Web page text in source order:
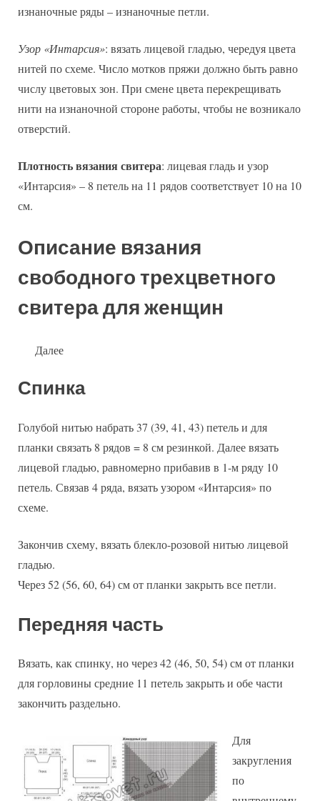
изнаночные ряды – изнаночные петли.
Узор «Интарсия»: вязать лицевой гладью, чередуя цвета
нитей по схеме. Число мотков пряжи должно быть равно
числу цветовых зон. При смене цвета перекрещивать
нити на изнаночной стороне работы, чтобы не возникало
отверстий.
Плотность вязания свитера: лицевая гладь и узор
«Интарсия» – 8 петель на 11 рядов соответствует 10 на 10
см.
Описание вязания
свободного трехцветного
свитера для женщин
Далее
Спинка
Голубой нитью набрать 37 (39, 41, 43) петель и для
планки связать 8 рядов = 8 см резинкой. Далее вязать
лицевой гладью, равномерно прибавив в 1-м ряду 10
петель. Связав 4 ряда, вязать узором «Интарсия» по
схеме.
Закончив схему, вязать блекло-розовой нитью лицевой
гладью.
Через 52 (56, 60, 64) см от планки закрыть все петли.
Передняя часть
Вязать, как спинку, но через 42 (46, 50, 54) см от планки
для горловины средние 11 петель закрыть и обе части
закончить раздельно.
Для
закругления
по